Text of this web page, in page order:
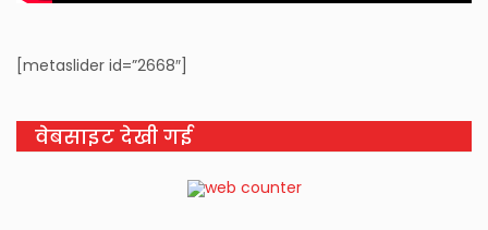
[metaslider id=”2668″]
वेबसाइट देखी गई